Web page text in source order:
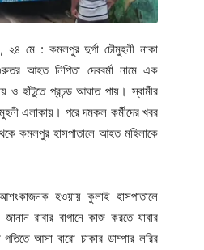
২৪ মে : কমলপুর দুর্গা চৌমুহনী নাকা
আহত নিপিতা দেববর্মা নামে এক
হাঁটুতে প্রচন্ড আঘাত পায়। স্বামীর
এলাকায়। পরে দমকল কর্মীদের খবর
কমলপুর হাসপাতালে আহত মহিলাকে
হওয়ায় কুলাই হাসপাতালে
রাবার বাগানে কাজ করতে যাবার
আসা বারো চাকার ডাম্পার লরির